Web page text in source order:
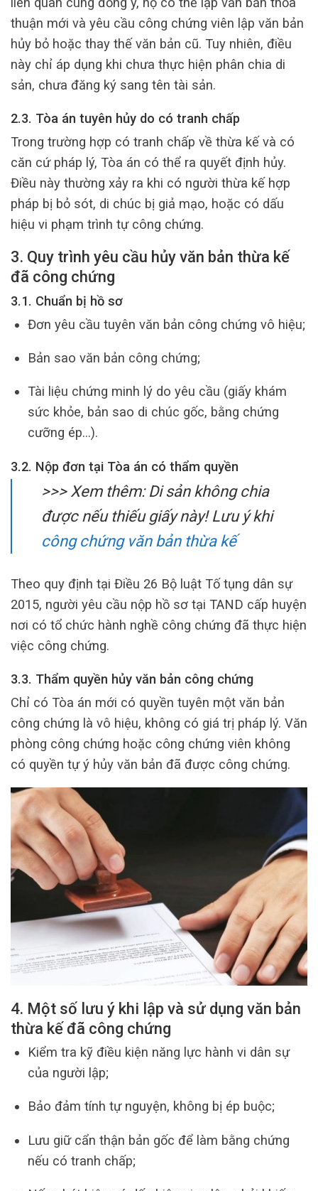
thuận mới và yêu cầu công chứng viên lập văn bản
hủy bỏ hoặc thay thế văn bản cũ. Tuy nhiên, điều
này chỉ áp dụng khi chưa thực hiện phân chia di
sản, chưa đăng ký sang tên tài sản.
2.3. Tòa án tuyên hủy do có tranh chấp
Trong trường hợp có tranh chấp về thừa kế và có
căn cứ pháp lý, Tòa án có thể ra quyết định hủy.
Điều này thường xảy ra khi có người thừa kế hợp
pháp bị bỏ sót, di chúc bị giả mạo, hoặc có dấu
hiệu vi phạm trình tự công chứng.
3. Quy trình yêu cầu hủy văn bản thừa kế
đã công chứng
3.1. Chuẩn bị hồ sơ
Đơn yêu cầu tuyên văn bản công chứng vô hiệu;
Bản sao văn bản công chứng;
Tài liệu chứng minh lý do yêu cầu (giấy khám
sức khỏe, bản sao di chúc gốc, bằng chứng
cưỡng ép…).
3.2. Nộp đơn tại Tòa án có thẩm quyền
>>> Xem thêm: Di sản không chia
được nếu thiếu giấy này! Lưu ý khi
công chứng văn bản thừa kế
Theo quy định tại Điều 26 Bộ luật Tố tụng dân sự
2015, người yêu cầu nộp hồ sơ tại TAND cấp huyện
nơi có tổ chức hành nghề công chứng đã thực hiện
việc công chứng.
3.3. Thẩm quyền hủy văn bản công chứng
Chỉ có Tòa án mới có quyền tuyên một văn bản
công chứng là vô hiệu, không có giá trị pháp lý. Văn
phòng công chứng hoặc công chứng viên không
có quyền tự ý hủy văn bản đã được công chứng.
4. Một số lưu ý khi lập và sử dụng văn bản
thừa kế đã công chứng
Kiểm tra kỹ điều kiện năng lực hành vi dân sự
của người lập;
Bảo đảm tính tự nguyện, không bị ép buộc;
Lưu giữ cẩn thận bản gốc để làm bằng chứng
nếu có tranh chấp;